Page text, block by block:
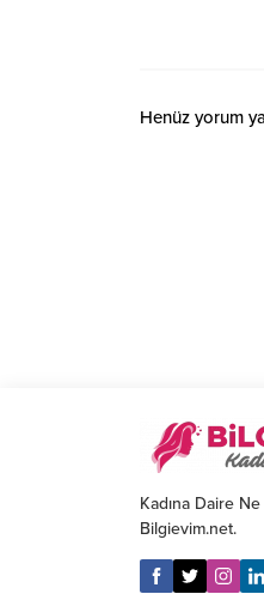
Henüz yorum
Kadına Daire
Bilgievim.net.